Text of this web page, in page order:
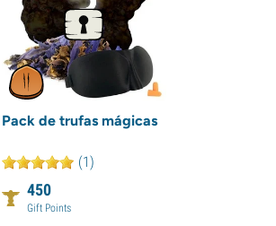
Pack de trufas mágicas
(1)
450
Gift Points